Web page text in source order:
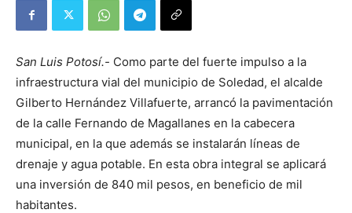
San Luis Potosí.- Como parte del fuerte impulso a la
infraestructura vial del municipio de Soledad, el alcalde
Gilberto Hernández Villafuerte, arrancó la pavimentación
de la calle Fernando de Magallanes en la cabecera
municipal, en la que además se instalarán líneas de
drenaje y agua potable. En esta obra integral se aplicará
una inversión de 840 mil pesos, en beneficio de mil
habitantes.